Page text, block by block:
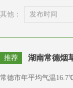
其他：
推荐 湖南常德烟
常德市年平均气温